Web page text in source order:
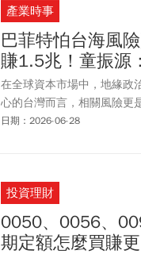
產業時事
巴菲特怕台海風
賺1.5兆！童振源
在全球資本市場中，地緣政
心的台灣而言，相關風險更
日期：2026-06-28
投資理財
0050、0056、
期定額怎麼買賺